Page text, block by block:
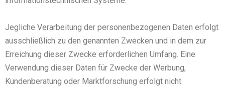
Jegliche Verarbeitung der personenbezogenen Daten erfolgt
ausschließlich zu den genannten Zwecken und in dem zur
Erreichung dieser Zwecke erforderlichen Umfang. Eine
Verwendung dieser Daten für Zwecke der Werbung,
Kundenberatung oder Marktforschung erfolgt nicht.